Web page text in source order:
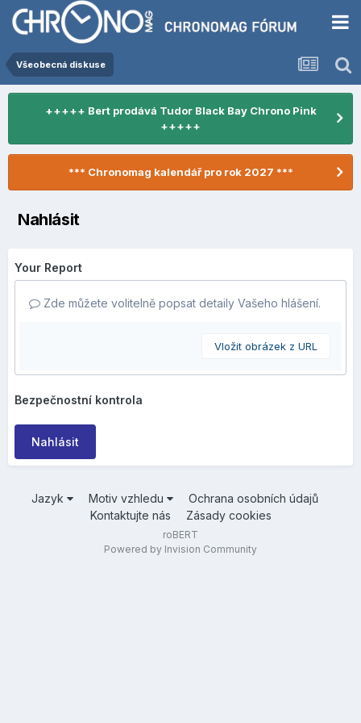
Všeobecná diskuse
+++++ Bert prodává Tudor Black Bay Chrono Pink
+++++
*** Chronomag kalendář pro rok 2027 ***
Nahlásit
Your Report
Zde můžete volitelně popsat detaily Vašeho hlášení.
Vložit obrázek z URL
Bezpečnostní kontrola
Nahlásit
Jazyk Motiv vzhledu
Ochrana osobních údajů
Kontaktujte nás
Zásady cookies
roBERT
Powered by Invision Community